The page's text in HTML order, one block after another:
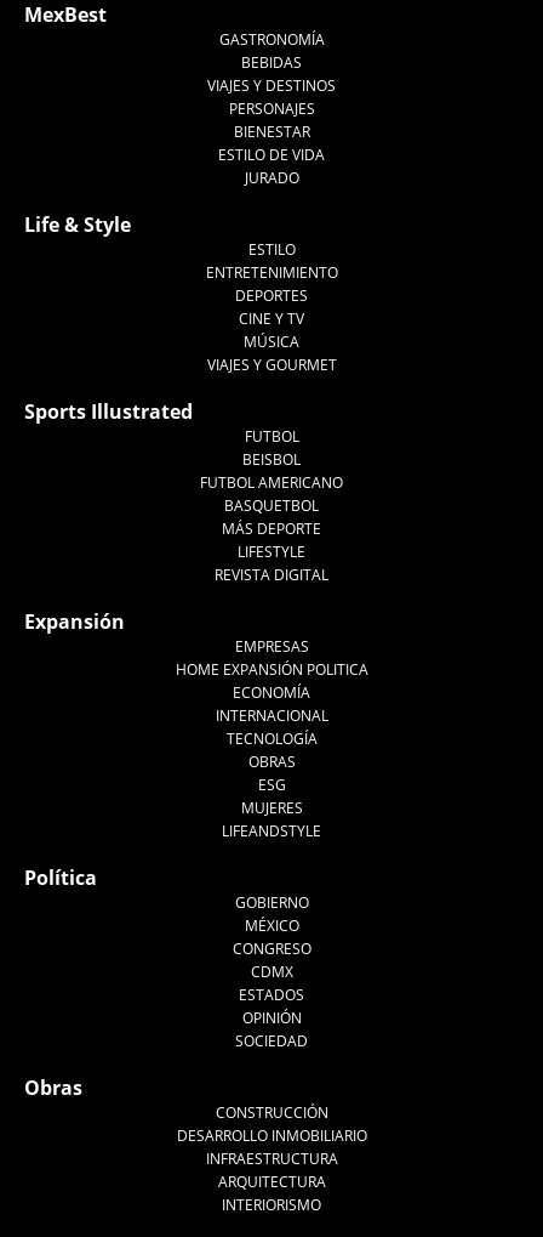
MexBest
GASTRONOMÍA
BEBIDAS
VIAJES Y DESTINOS
PERSONAJES
BIENESTAR
ESTILO DE VIDA
JURADO
Life & Style
ESTILO
ENTRETENIMIENTO
DEPORTES
CINE Y TV
MÚSICA
VIAJES Y GOURMET
Sports Illustrated
FUTBOL
BEISBOL
FUTBOL AMERICANO
BASQUETBOL
MÁS DEPORTE
LIFESTYLE
REVISTA DIGITAL
Expansión
EMPRESAS
HOME EXPANSIÓN POLITICA
ECONOMÍA
INTERNACIONAL
TECNOLOGÍA
OBRAS
ESG
MUJERES
LIFEANDSTYLE
Política
GOBIERNO
MÉXICO
CONGRESO
CDMX
ESTADOS
OPINIÓN
SOCIEDAD
Obras
CONSTRUCCIÓN
DESARROLLO INMOBILIARIO
INFRAESTRUCTURA
ARQUITECTURA
INTERIORISMO